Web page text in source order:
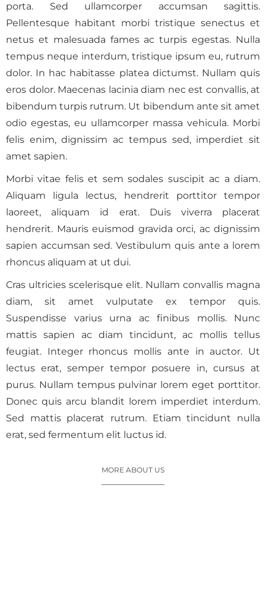
porta. Sed ullamcorper accumsan sagittis.
Pellentesque habitant morbi tristique senectus et
netus et malesuada fames ac turpis egestas. Nulla
tempus neque interdum, tristique ipsum eu, rutrum
dolor. In hac habitasse platea dictumst. Nullam quis
eros dolor. Maecenas lacinia diam nec est convallis, at
bibendum turpis rutrum. Ut bibendum ante sit amet
odio egestas, eu ullamcorper massa vehicula. Morbi
felis enim, dignissim ac tempus sed, imperdiet sit
amet sapien.
Morbi vitae felis et sem sodales suscipit ac a diam.
Aliquam ligula lectus, hendrerit porttitor tempor
laoreet, aliquam id erat. Duis viverra placerat
hendrerit. Mauris euismod gravida orci, ac dignissim
sapien accumsan sed. Vestibulum quis ante a lorem
rhoncus aliquam at ut dui.
Cras ultricies scelerisque elit. Nullam convallis magna
diam, sit amet vulputate ex tempor quis.
Suspendisse varius urna ac finibus mollis. Nunc
mattis sapien ac diam tincidunt, ac mollis tellus
feugiat. Integer rhoncus mollis ante in auctor. Ut
lectus erat, semper tempor posuere in, cursus at
purus. Nullam tempus pulvinar lorem eget porttitor.
Donec quis arcu blandit lorem imperdiet interdum.
Sed mattis placerat rutrum. Etiam tincidunt nulla
erat, sed fermentum elit luctus id.
MORE ABOUT US